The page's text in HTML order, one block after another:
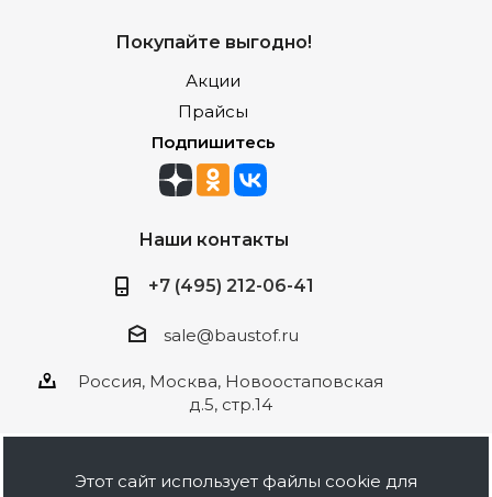
Покупайте выгодно!
Акции
Прайсы
Подпишитесь
Наши контакты
+7 (495) 212-06-41
sale@baustof.ru
Россия, Москва, Новоостаповская
д.5, стр.14
Этот сайт использует файлы cookie для